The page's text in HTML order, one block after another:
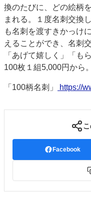
お問い合わせ
換のたびに、どの絵柄
まれる。１度名刺交換
も名刺を渡すきかっけ
えることができ、名刺
「あげて嬉しく」「も
100枚１組5,000円から。
「100柄名刺」 https://
Facebook